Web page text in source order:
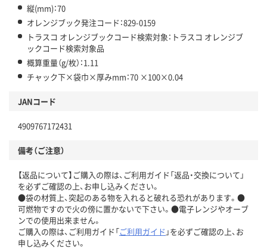
縦(mm)：70
オレンジブック発注コード：829-0159
トラスコ オレンジブックコード検索対象：トラスコ オレンジブ
ックコード検索対象品
概算重量（g/枚）：1.11
チャック下×袋巾×厚みmm：70 ×100×0.04
JANコード
4909767172431
備考（ご注意）
【返品について】ご購入の際は、ご利用ガイド「返品・交換について」
を必ずご確認の上、お申し込みください。
●袋の材質上、突起のある物を入れると破れる恐れがあります。●
可燃物ですので火の傍に置かないで下さい。●電子レンジやオーブ
ンでの使用出来ません。
ご購入の際は、ご利用ガイド「ご利用ガイド 」を必ずご確認の上、お
申し込みください。